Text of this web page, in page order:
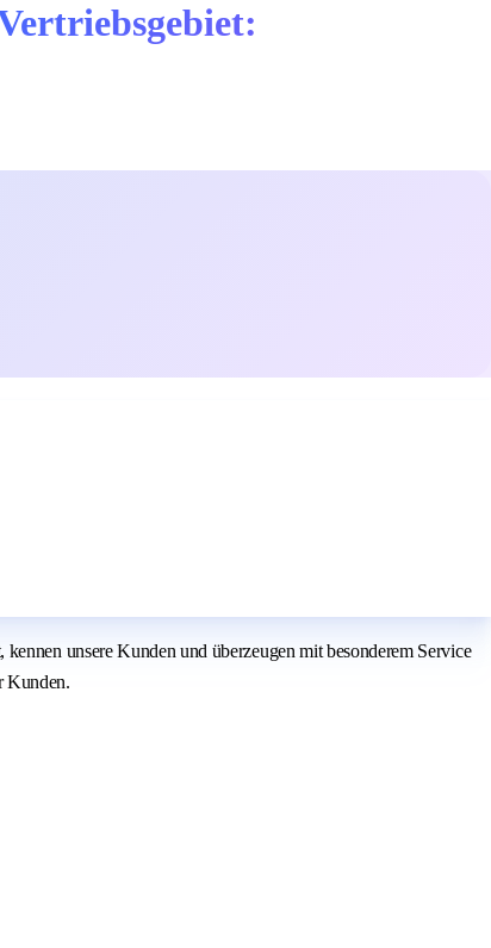
unsere Kunden und überzeugen mit besonderem Service
Kunden.